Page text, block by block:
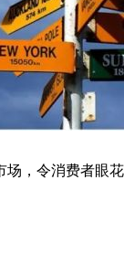
，令消费者眼